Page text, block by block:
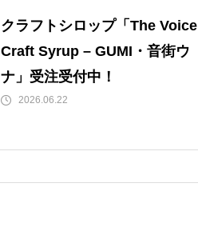
クラフトシロップ「The Voice
Craft Syrup – GUMI・音街ウ
ナ」受注受付中！
2026.06.22